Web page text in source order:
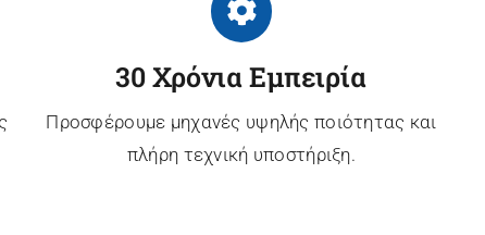
30 Χρόνια Εμπειρία
Προσφέρουμε μηχανές υψηλής ποιότητας και
πλήρη τεχνική υποστήριξη.